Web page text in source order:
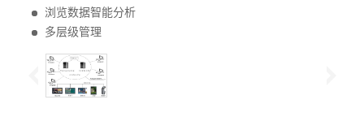
浏览数据智能分析
多层级管理